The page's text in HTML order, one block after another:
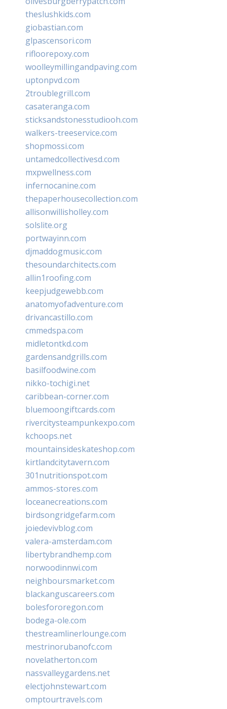
theslushkids.com
giobastian.com
glpascensori.com
rifloorepoxy.com
woolleymillingandpaving.com
uptonpvd.com
2troublegrill.com
casateranga.com
sticksandstonesstudiooh.com
walkers-treeservice.com
shopmossi.com
untamedcollectivesd.com
mxpwellness.com
infernocanine.com
thepaperhousecollection.com
allisonwillisholley.com
solslite.org
portwayinn.com
djmaddogmusic.com
thesoundarchitects.com
allin1roofing.com
keepjudgewebb.com
anatomyofadventure.com
drivancastillo.com
cmmedspa.com
midletontkd.com
gardensandgrills.com
basilfoodwine.com
nikko-tochigi.net
caribbean-corner.com
bluemoongiftcards.com
rivercitysteampunkexpo.com
kchoops.net
mountainsideskateshop.com
kirtlandcitytavern.com
301nutritionspot.com
ammos-stores.com
loceanecreations.com
birdsongridgefarm.com
joiedevivblog.com
valera-amsterdam.com
libertybrandhemp.com
norwoodinnwi.com
neighboursmarket.com
blackanguscareers.com
bolesfororegon.com
bodega-ole.com
thestreamlinerlounge.com
mestrinorubanofc.com
novelatherton.com
nassvalleygardens.net
electjohnstewart.com
omptourtravels.com